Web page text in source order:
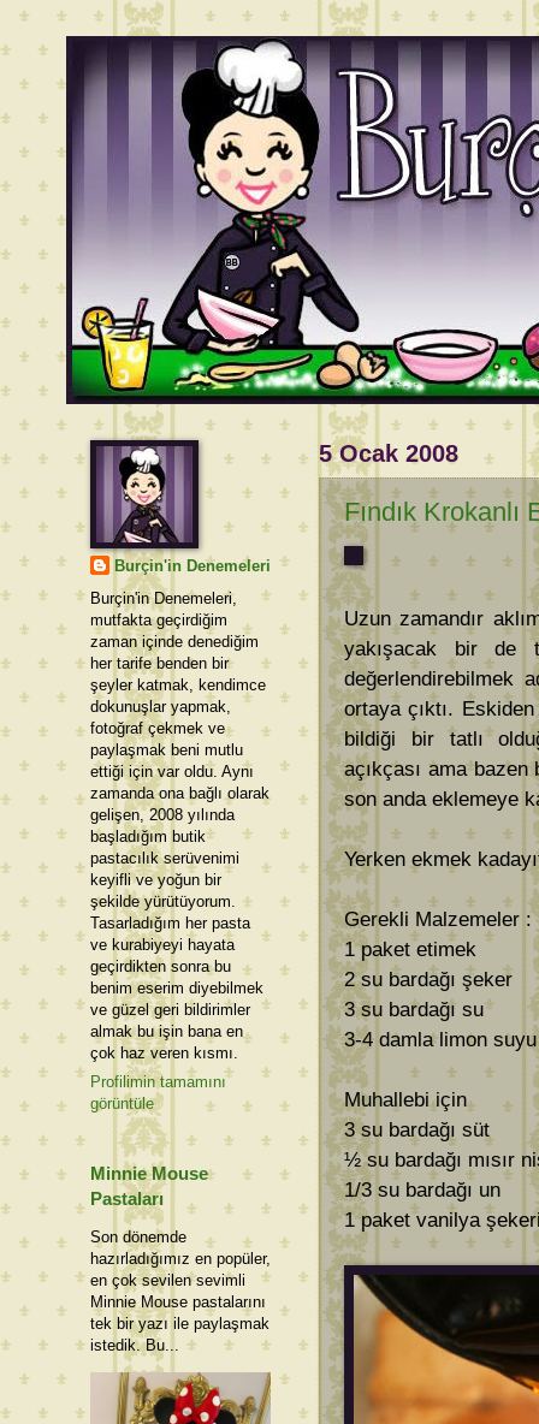
5 Ocak 2008
Fındık Krokanlı
Uzun zamandır
yakışacak bir de
değerlendirebilmek
ortaya çıktı.
bildiği bir tatlı
açıkçası ama
son anda eklemeye
Yerken ekmek
Gerekli Malzemeler :
1 paket etimek
2 su bardağı şeker
3 su bardağı su
3-4 damla limon suyu
Muhallebi için
3 su bardağı süt
½ su bardağı mısır
1/3 su bardağı un
1 paket vanilya
Burçin'in Denemeleri
Burçin'in Denemeleri,
mutfakta geçirdiğim
zaman içinde denediğim
her tarife benden bir
şeyler katmak, kendimce
dokunuşlar yapmak,
fotoğraf çekmek ve
paylaşmak beni mutlu
ettiği için var oldu. Aynı
zamanda ona bağlı olarak
gelişen, 2008 yılında
başladığım butik
pastacılık serüvenimi
keyifli ve yoğun bir
şekilde yürütüyorum.
Tasarladığım her pasta
ve kurabiyeyi hayata
geçirdikten sonra bu
benim eserim diyebilmek
ve güzel geri bildirimler
almak bu işin bana en
çok haz veren kısmı.
Profilimin tamamını
görüntüle
Minnie Mouse
Pastaları
Son dönemde
hazırladığımız en popüler,
en çok sevilen sevimli
Minnie Mouse pastalarını
tek bir yazı ile paylaşmak
istedik. Bu...